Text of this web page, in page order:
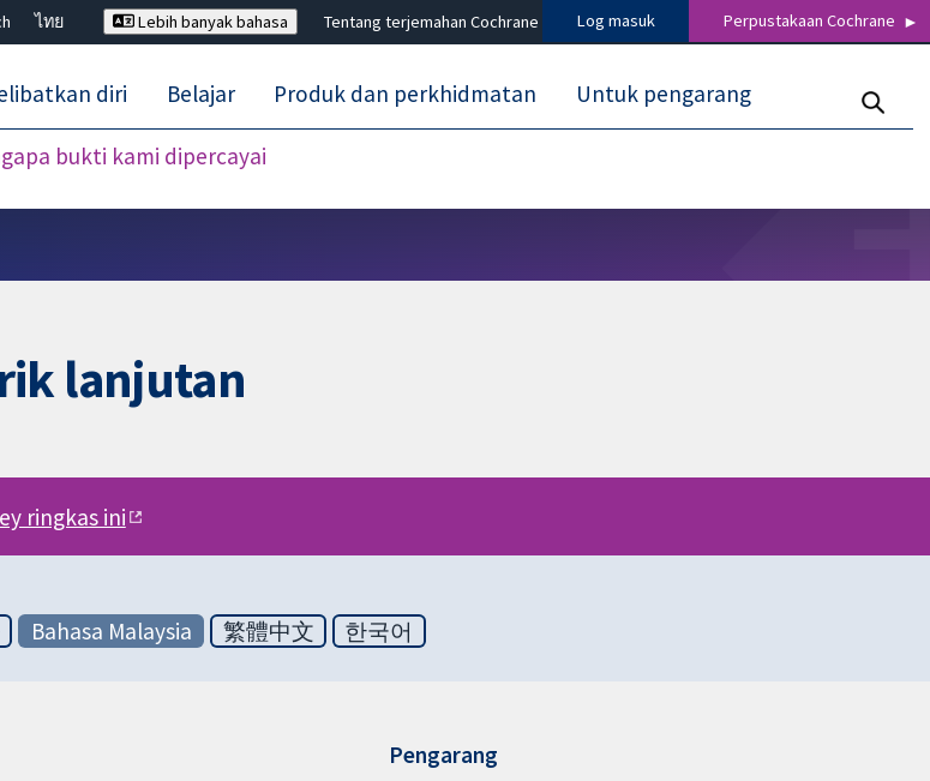
ไทย
Lebih banyak bahasa Tentang terjemahan Cochrane Log masuk Perpustakaan Cochrane
bukti kami dipercayai
diri Belajar Produk dan perkhidmatan Untuk pengarang
lanjutan
ringkas ini
Bahasa Malaysia 繁體中文 한국어
Pengarang